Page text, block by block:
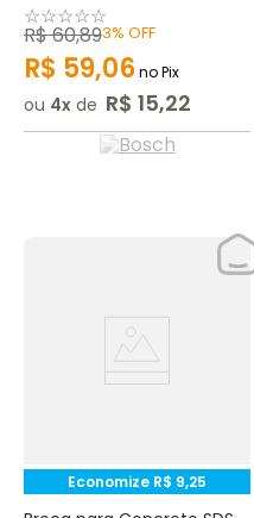
☆☆☆☆☆
R$60,893% OFF
R$ 59,06no Pix
ou 4 de R$ 15,22
Economize R$ 9,25